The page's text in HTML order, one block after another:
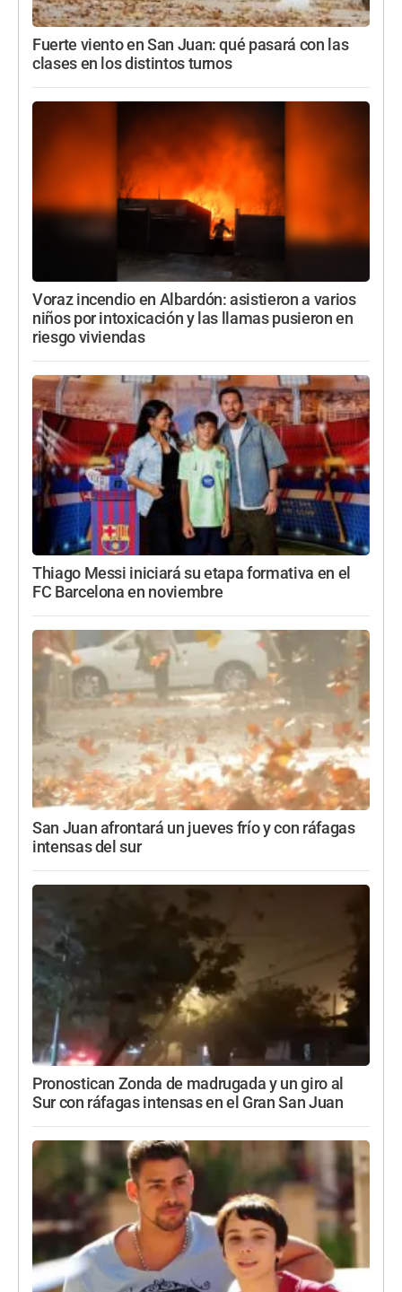
Fuerte viento en San Juan: qué pasará con las
clases en los distintos turnos
Voraz incendio en Albardón: asistieron a varios
niños por intoxicación y las llamas pusieron en
riesgo viviendas
Thiago Messi iniciará su etapa formativa en el
FC Barcelona en noviembre
San Juan afrontará un jueves frío y con ráfagas
intensas del sur
Pronostican Zonda de madrugada y un giro al
Sur con ráfagas intensas en el Gran San Juan